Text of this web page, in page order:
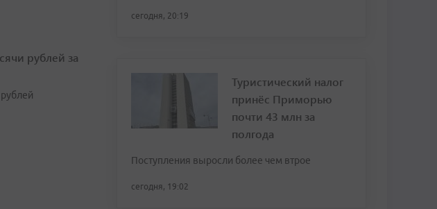
рублей за
сегодня, 20:19
Туристический налог
принёс Приморью
почти 43 млн за
полгода
Поступления выросли более чем втрое
сегодня, 19:02